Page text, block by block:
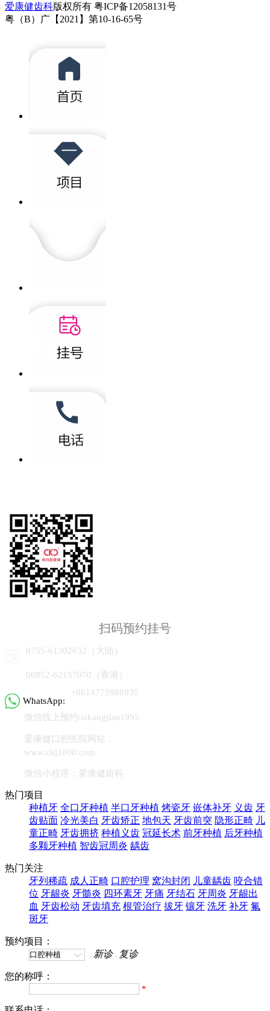
爱康健齿科版权所有 粤ICP备12058131号
粤（B）广【2021】第10-16-65号
扫码预约挂号
0755-61302632（大陆）
00852-62157070（香港）
WhatsApp:
+8614775988935
微信线上预约:aikangjian1995
爱康健口腔医院网站：
www.ckj1000.com
微信小程序：爱康健齿科
热门项目
种植牙 全口牙种植 半口牙种植 烤瓷牙 嵌体补牙 义齿 牙
齿贴面 冷光美白 牙齿矫正 地包天 牙齿前突 隐形正畸 儿
童正畸 牙齿拥挤 种植义齿 冠延长术 前牙种植 后牙种植
多颗牙种植 智齿冠周炎 龋齿
热门关注
牙列稀疏 成人正畸 口腔护理 窝沟封闭 儿童龋齿 咬合错
位 牙龈炎 牙髓炎 四环素牙 牙痛 牙结石 牙周炎 牙龈出
血 牙齿松动 牙齿填充 根管治疗 拔牙 镶牙 洗牙 补牙 氟
斑牙
预约项目：
新诊
复诊
您的称呼：
*